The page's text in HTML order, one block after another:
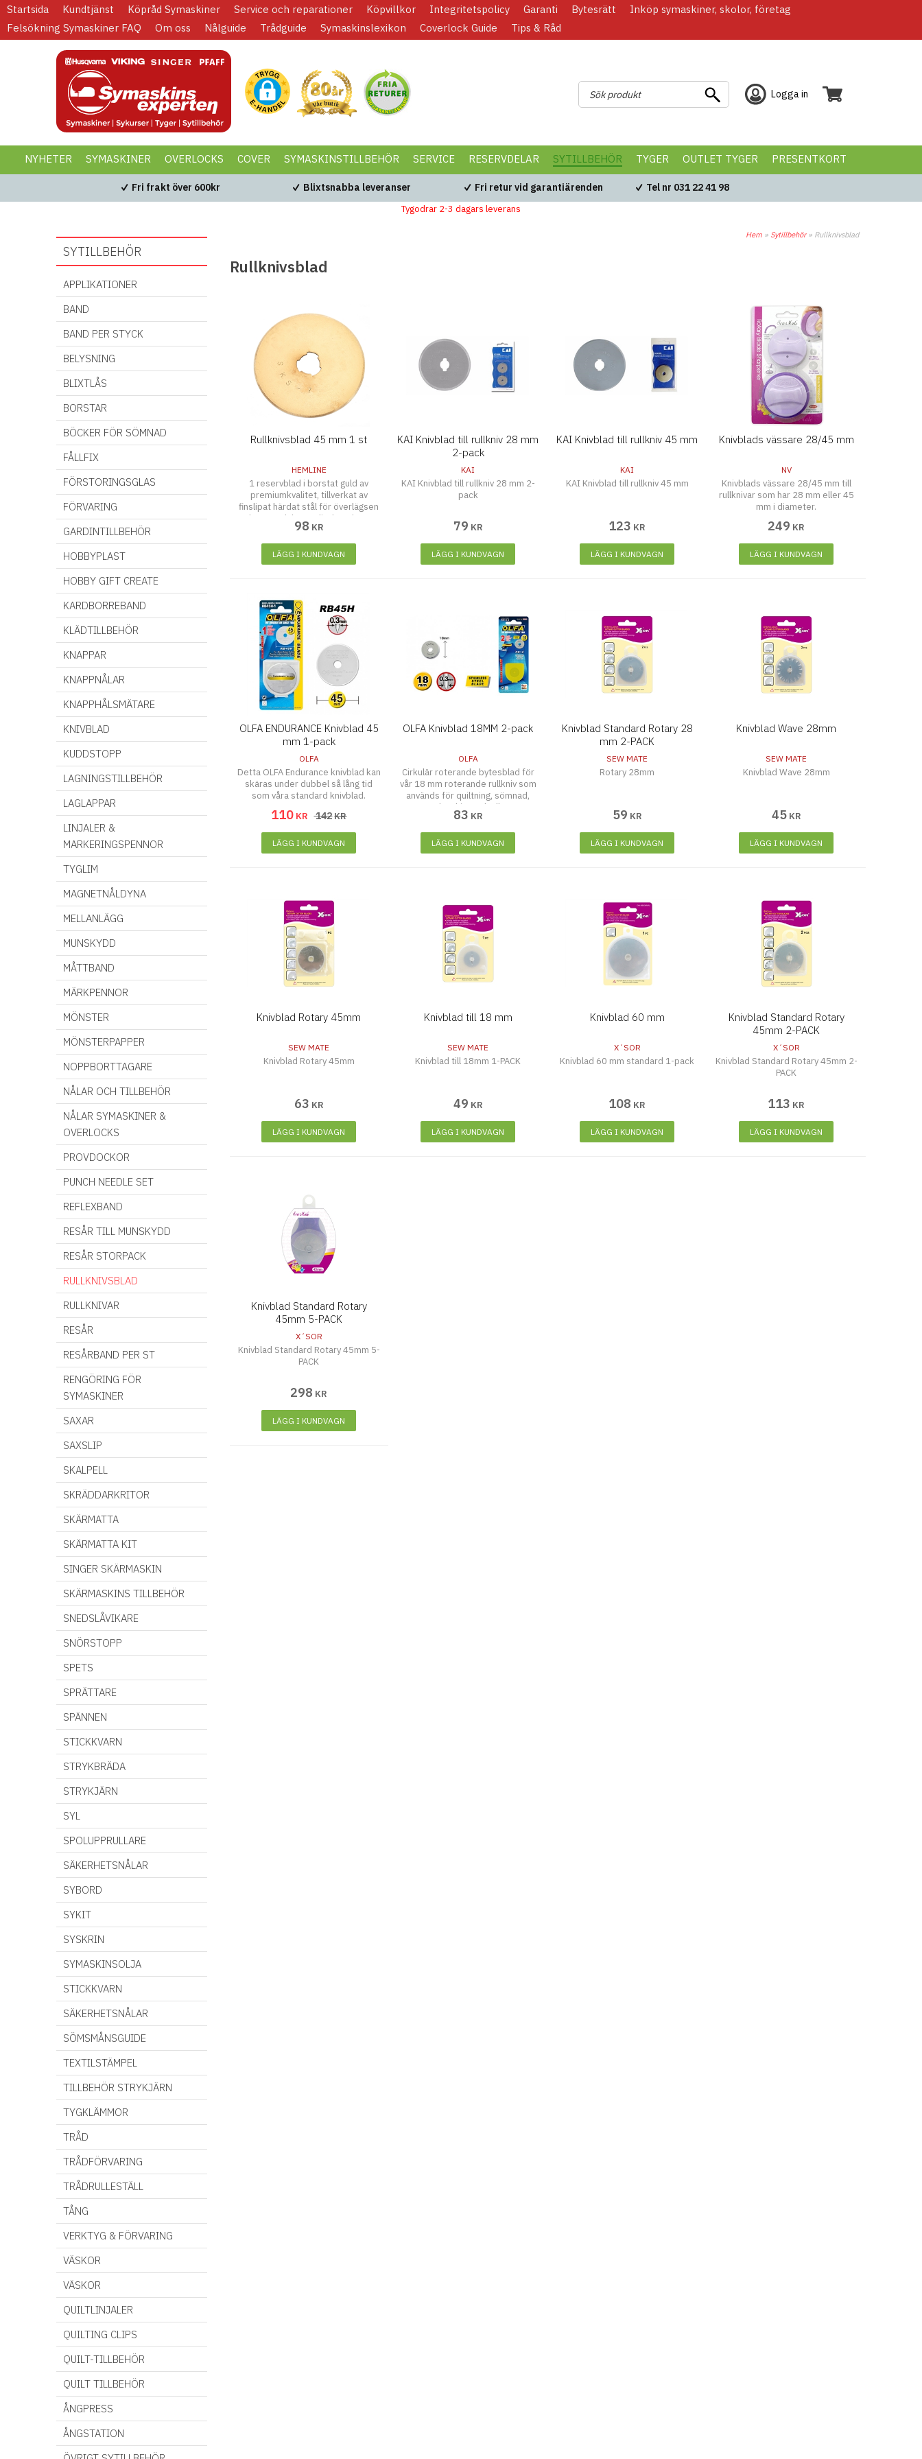
Startsida Kundtjänst Köpråd Symaskiner Service och reparationer Köpvillkor Integritetspolicy Garanti Bytesrätt
Inköp symaskiner, skolor, företag
Felsökning Symaskiner FAQ
Om oss Nålguide Trådguide Symaskinslexikon Coverlock Guide Tips & Råd
Logga in
NYHETER SYMASKINER OVERLOCKS COVER SYMASKINSTILLBEHÖR SERVICE RESERVDELAR SYTILLBEHÖR TYGER OUTLET TYGER PRESENTKORT
BLACK WEEKFri frakt över 600kr Blixtsnabba leveranser Fri retur vid garantiärenden Tel nr 031 22 41 98
Tygodrar 2-3 dagars leverans
SYTILLBEHÖR
APPLIKATIONER
BAND
BAND PER STYCK
BELYSNING
BLIXTLÅS
BORSTAR
BÖCKER FÖR SÖMNAD
FÅLLFIX
FÖRSTORINGSGLAS
FÖRVARING
GARDINTILLBEHÖR
HOBBYPLAST
HOBBY GIFT CREATE
KARDBORREBAND
KLÄDTILLBEHÖR
KNAPPAR
KNAPPNÅLAR
KNAPPHÅLSMÄTARE
KNIVBLAD
KUDDSTOPP
LAGNINGSTILLBEHÖR
LAGLAPPAR
LINJALER &
MARKERINGSPENNOR
TYGLIM
MAGNETNÅLDYNA
MELLANLÄGG
MUNSKYDD
MÅTTBAND
MÄRKPENNOR
MÖNSTER
MÖNSTERPAPPER
NOPPBORTTAGARE
NÅLAR OCH TILLBEHÖR
NÅLAR SYMASKINER &
OVERLOCKS
PROVDOCKOR
PUNCH NEEDLE SET
REFLEXBAND
RESÅR TILL MUNSKYDD
RESÅR STORPACK
RULLKNIVSBLAD
RULLKNIVAR
RESÅR
RESÅRBAND PER ST
RENGÖRING FÖR
SYMASKINER
SAXAR
SAXSLIP
SKALPELL
SKRÄDDARKRITOR
SKÄRMATTA
SKÄRMATTA KIT
SINGER SKÄRMASKIN
SKÄRMASKINS TILLBEHÖR
SNEDSLÅVIKARE
SNÖRSTOPP
SPETS
SPRÄTTARE
SPÄNNEN
STICKKVARN
STRYKBRÄDA
STRYKJÄRN
SYL
SPOLUPPRULLARE
SÄKERHETSNÅLAR
SYBORD
SYKIT
SYSKRIN
SYMASKINSOLJA
STICKKVARN
SÄKERHETSNÅLAR
SÖMSMÅNSGUIDE
TEXTILSTÄMPEL
TILLBEHÖR STRYKJÄRN
TYGKLÄMMOR
TRÅD
TRÅDFÖRVARING
TRÅDRULLESTÄLL
TÅNG
VERKTYG & FÖRVARING
VÄSKOR
VÄSKOR
QUILTLINJALER
QUILTING CLIPS
QUILT-TILLBEHÖR
QUILT TILLBEHÖR
ÅNGPRESS
ÅNGSTATION
Hem » Sytillbehör» Rullknivsblad
Rullknivsblad
Rullknivsblad 45 mm 1 st
HEMLINE
1 reservblad i borstat guld av
premiumkvalitet, tillverkat av
finslipat härdat stål för överlägsen
skärpa och längre livslängd. Kan
användas på tyg och papper.
Bladet passar modellen Hemline
Gold HG-4095.
98 KR
LÄGG I KUNDVAGN
KAI Knivblad till rullkniv 28 mm
2-pack
KAI
KAI Knivblad till rullkniv 28 mm 2-
pack
79 KR
LÄGG I KUNDVAGN
KAI Knivblad till rullkniv 45 mm
KAI
KAI Knivblad till rullkniv 45 mm
123 KR
LÄGG I KUNDVAGN
Knivblads vässare 28/45 mm
NV
Knivblads vässare 28/45 mm till
rullknivar som har 28 mm eller 45
mm i diameter.
249 KR
LÄGG I KUNDVAGN
OLFA ENDURANCE Knivblad 45
mm 1-pack
OLFA
Detta OLFA Endurance knivblad kan
skäras under dubbel så lång tid
som våra standard knivblad.
110 KR 142KR
LÄGG I KUNDVAGN
OLFA Knivblad 18MM 2-pack
OLFA
Cirkulär roterande bytesblad för
vår 18 mm roterande rullkniv som
används för quiltning, sömnad,
scrapbooking och allmänt
hantverk.
83 KR
LÄGG I KUNDVAGN
Knivblad Standard Rotary 28
mm 2-PACK
SEW MATE
Rotary 28mm
59 KR
LÄGG I KUNDVAGN
Knivblad Wave 28mm
SEW MATE
Knivblad Wave 28mm
45 KR
LÄGG I KUNDVAGN
Knivblad Rotary 45mm
SEW MATE
Knivblad Rotary 45mm
63 KR
LÄGG I KUNDVAGN
Knivblad till 18 mm
SEW MATE
Knivblad till 18mm 1-PACK
49 KR
LÄGG I KUNDVAGN
Knivblad 60 mm
X´SOR
Knivblad 60 mm standard 1-pack
108 KR
LÄGG I KUNDVAGN
Knivblad Standard Rotary
45mm 2-PACK
X´SOR
Knivblad Standard Rotary 45mm 2-
PACK
113 KR
LÄGG I KUNDVAGN
Knivblad Standard Rotary
45mm 5-PACK
X´SOR
Knivblad Standard Rotary 45mm 5-
PACK
298 KR
LÄGG I KUNDVAGN